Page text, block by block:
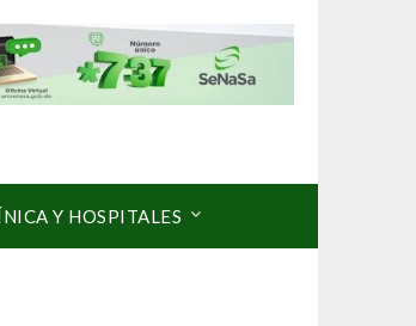
Y HOSPITALES